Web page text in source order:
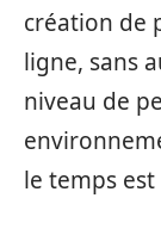
création de
ligne, sans
niveau de
le temps